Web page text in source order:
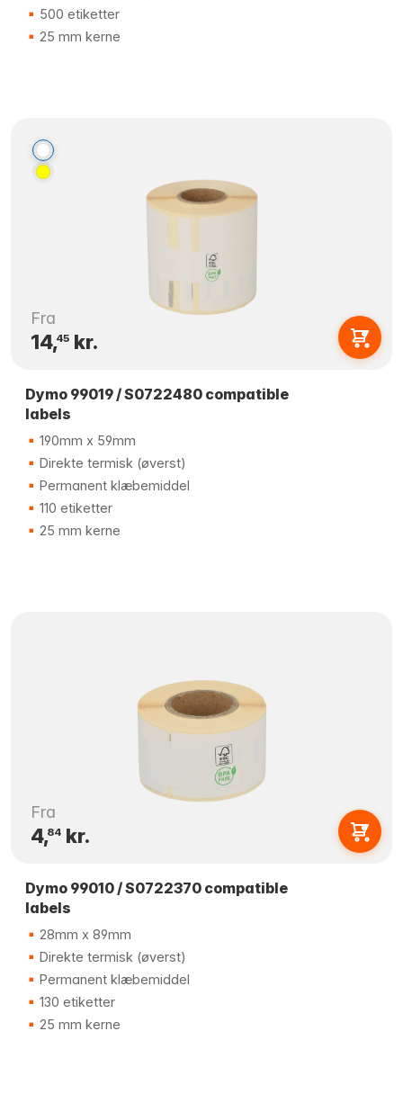
500 etiketter
25 mm kerne
Fra
14,45kr.
Dymo 99019 / S0722480 compatible
labels
190mm x 59mm
Direkte termisk (øverst)
Permanent klæbemiddel
110 etiketter
25 mm kerne
Fra
4,84kr.
Dymo 99010 / S0722370 compatible
labels
28mm x 89mm
Direkte termisk (øverst)
Permanent klæbemiddel
130 etiketter
25 mm kerne